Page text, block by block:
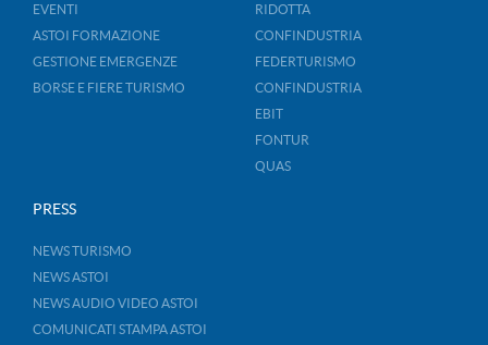
EVENTI
ASTOI FORMAZIONE
GESTIONE EMERGENZE
BORSE E FIERE TURISMO
RIDOTTA
CONFINDUSTRIA
FEDERTURISMO
CONFINDUSTRIA
EBIT
FONTUR
QUAS
PRESS
NEWS TURISMO
NEWS ASTOI
NEWS AUDIO VIDEO ASTOI
COMUNICATI STAMPA ASTOI